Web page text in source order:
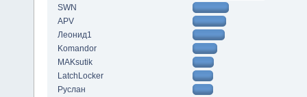
SWN
APV
Леонид1
Komandor
MAKsutik
LatchLocker
Руслан